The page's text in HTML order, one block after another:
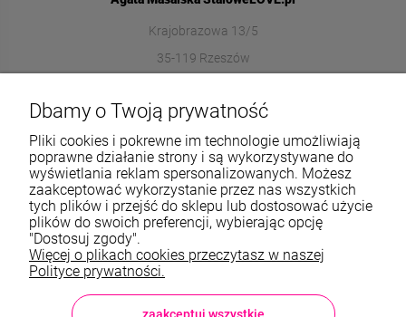
Krajobrazowa 13/5
35-119 Rzeszów
572989669
Informacje
O nas
TWOJE KONTO
Sklep: StaloweLOVE, Krajobrazowa 13/5, 35-119 Rzeszów, woj.
podkarpackie, NIP: 8133612433, tel.:572 989 669
Dbamy o Twoją prywatność
Pliki cookies i pokrewne im technologie umożliwiają
poprawne działanie strony i są wykorzystywane do
wyświetlania reklam spersonalizowanych. Możesz
zaakceptować wykorzystanie przez nas wszystkich
tych plików i przejść do sklepu lub dostosować użycie
plików do swoich preferencji, wybierając opcję
"Dostosuj zgody".
Więcej o plikach cookies przeczytasz w naszej
Polityce prywatności.